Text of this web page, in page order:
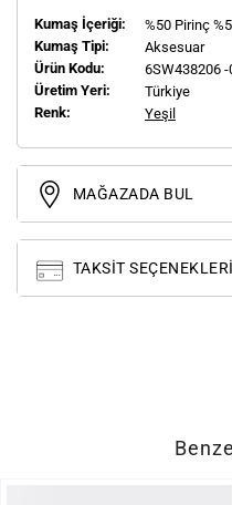
Kumaş İçeriği:
%50 Pirinç
Kumaş Tipi:
Aksesuar
Ürün Kodu:
6SW438206 -
Üretim Yeri:
Türkiye
Renk:
Yeşil
MAĞAZADA BUL
TAKSIT SEÇENEKLERI